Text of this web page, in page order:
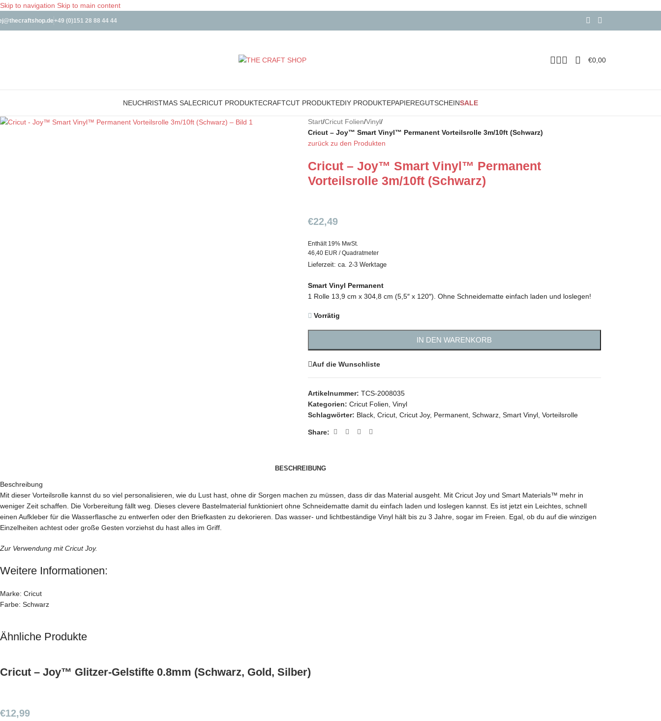
Skip to navigation Skip to main content
+49 (0)151 28 88 44 44
€0,00
NEUCHRISTMAS SALECRICUT PRODUKTECRAFTCUT PRODUKTEDIY PRODUKTEPAPIEREGUTSCHEINSALE
Start/Cricut Folien/Vinyl/
Cricut – Joy™ Smart Vinyl™ Permanent Vorteilsrolle 3m/10ft (Schwarz)
zurück zu den Produkten
Cricut – Joy™ Smart Vinyl™ Permanent
Vorteilsrolle 3m/10ft (Schwarz)
€22,49
Enthält 19% MwSt.
46,40 EUR / Quadratmeter
Lieferzeit: ca. 2-3 Werktage
Smart Vinyl Permanent
1 Rolle 13,9 cm x 304,8 cm (5,5″ x 120″). Ohne Schneidematte einfach laden und loslegen!
Vorrätig
IN DEN WARENKORB
Auf die Wunschliste
Artikelnummer: TCS-2008035
Kategorien: Cricut Folien Vinyl
Schlagwörter: Black, Cricut, Cricut Joy, Permanent, Schwarz, Smart Vinyl, Vorteilsrolle
Share:
BESCHREIBUNG
Beschreibung
Mit dieser Vorteilsrolle kannst du so viel personalisieren, wie du Lust hast, ohne dir Sorgen machen zu müssen, dass dir das Material ausgeht. Mit Cricut Joy und Smart Materials™ mehr in
weniger Zeit schaffen. Die Vorbereitung fällt weg. Dieses clevere Bastelmaterial funktioniert ohne Schneidematte damit du einfach laden und loslegen kannst. Es ist jetzt ein Leichtes, schnell
einen Aufkleber für die Wasserflasche zu entwerfen oder den Briefkasten zu dekorieren. Das wasser- und lichtbeständige Vinyl hält bis zu 3 Jahre, sogar im Freien. Egal, ob du auf die winzigen
Einzelheiten achtest oder große Gesten vorziehst du hast alles im Griff.
Zur Verwendung mit Cricut Joy.
Weitere Informationen:
Marke: Cricut
Farbe: Schwarz
Ähnliche Produkte
Cricut – Joy™ Glitzer-Gelstifte 0.8mm (Schwarz, Gold, Silber)
€12,99